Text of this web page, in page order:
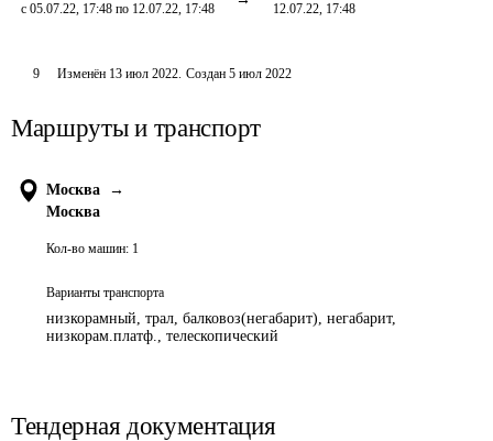
с 05.07.22, 17:48 по 12.07.22, 17:48
12.07.22, 17:48
9 Изменён 13 июл 2022. Создан 5 июл 2022
Маршруты и транспорт
Москва
→
Москва
Кол-во машин: 1
Варианты транспорта
низкорамный, трал, балковоз(негабарит), негабарит,
низкорам.платф., телескопический
Тендерная документация